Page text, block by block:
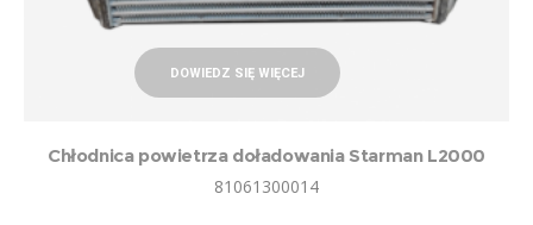
DOWIEDZ SIĘ WIĘCEJ
Chłodnica powietrza doładowania Starman L2000
81061300014